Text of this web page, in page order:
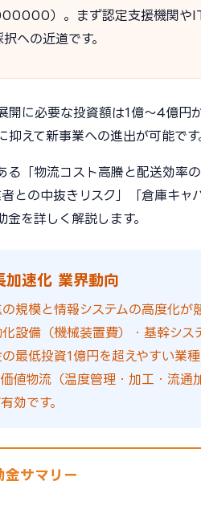
）。まず認定支援機関や
への近道です。
開に必要な投資額は1億〜4億円
抑えて新事業への進出が可能です
る「物流コスト高騰と配送効率
との中抜きリスク」「倉庫キ
を詳しく解説します。
加速化 業界動向
規模と情報システムの高度化
化設備（機械装置費）・基幹シ
最低投資1億円を超えやすい業
値物流（温度管理・加工・流
効です。
金サマリー